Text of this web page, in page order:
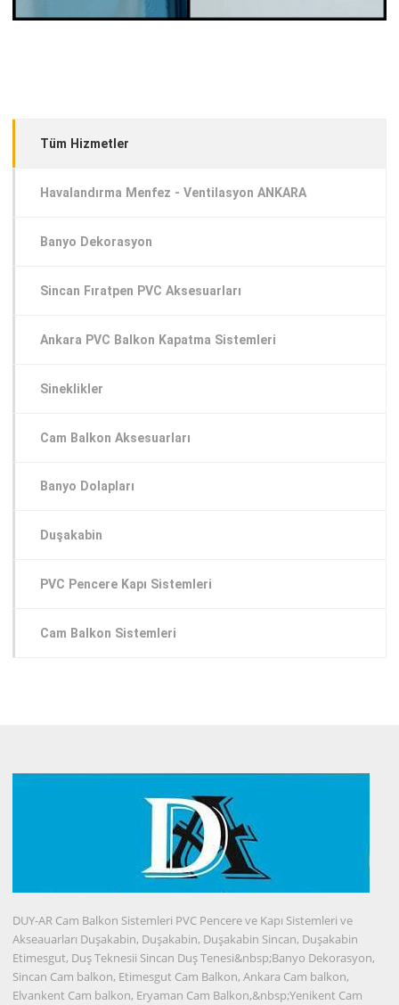
Tüm Hizmetler
Havalandırma Menfez - Ventilasyon ANKARA
Banyo Dekorasyon
Sincan Fıratpen PVC Aksesuarları
Ankara PVC Balkon Kapatma Sistemleri
Sineklikler
Cam Balkon Aksesuarları
Banyo Dolapları
Duşakabin
PVC Pencere Kapı Sistemleri
Cam Balkon Sistemleri
DUY-AR Cam Balkon Sistemleri PVC Pencere ve Kapı Sistemleri ve
Akseauarları Duşakabin, Duşakabin, Duşakabin Sincan, Duşakabin
Etimesgut, Duş Teknesii Sincan Duş Tenesi&nbsp;Banyo Dekorasyon,
Sincan Cam balkon, Etimesgut Cam Balkon, Ankara Cam balkon,
Elvankent Cam balkon, Eryaman Cam Balkon,&nbsp;Yenikent Cam